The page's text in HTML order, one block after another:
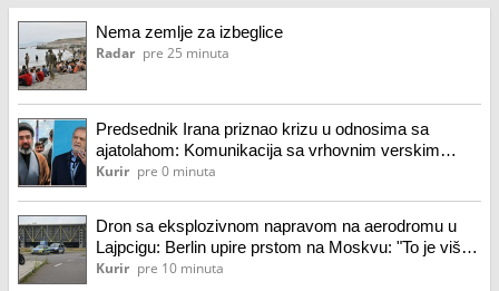
Nema zemlje za izbeglice
Radar pre 25 minuta
Predsednik Irana priznao krizu u odnosima sa
ajatolahom: Komunikacija sa vrhovnim verskim
vođom trenutno je veoma teška
Kurir pre 0 minuta
Dron sa eksplozivnom napravom na aerodromu u
Lajpcigu: Berlin upire prstom na Moskvu: "To je više
od bezbednosnog incidenta" (foto)
Kurir pre 10 minuta